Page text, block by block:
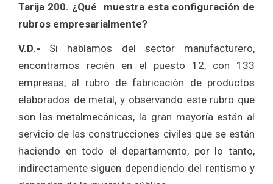
Tarija 200. ¿Qué muestra esta configuración de
rubros empresarialmente?
V.D.- Si hablamos del sector manufacturero,
encontramos recién en el puesto 12, con 133
empresas, al rubro de fabricación de productos
elaborados de metal, y observando este rubro que
son las metalmecánicas, la gran mayoría están al
servicio de las construcciones civiles que se están
haciendo en todo el departamento, por lo tanto,
indirectamente siguen dependiendo del rentismo y